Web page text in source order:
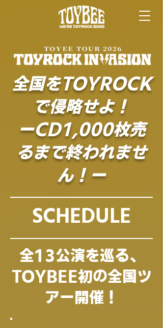
全国をTOYROCK
で侵略せよ！
ーCD1,000枚売
るまで終われませ
ん！ー
SCHEDULE
​全13公演を巡る、
TOYBEE初の全国ツ
アー開催！